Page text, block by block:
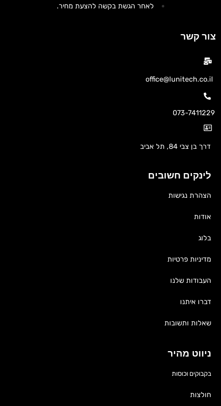
ניווט מהיר
בקבוקים וכוסות
חולצות
לינקים חשובים
הצהרת נגישות
אודות
בלוג
מדיניות פרטיות
העבודות שלנו
דברו איתנו
שאלות ותשובות
צור קשר
office@lunitech.co.il
073-7411229
דרך בן צבי 84, תל אביב
לאחר הגשת בקשה להצעת מחיר.